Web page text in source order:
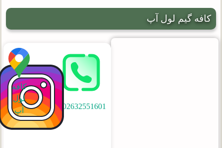
کافه گیم لول آپ
02632551601
کافه
لول
آپ